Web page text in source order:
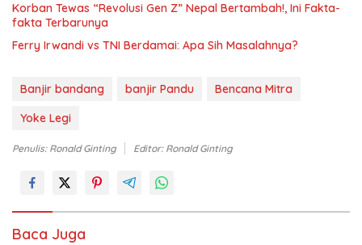
Korban Tewas “Revolusi Gen Z” Nepal Bertambah!, Ini Fakta-
fakta Terbarunya
Ferry Irwandi vs TNI Berdamai: Apa Sih Masalahnya?
Banjir bandang banjir Pandu
Bencana Mitra
Yoke Legi
Penulis: Ronald Ginting Editor: Ronald Ginting
Baca Juga